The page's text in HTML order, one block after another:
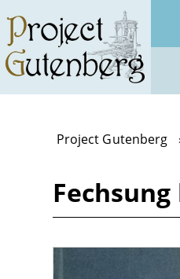
main
content
Project Gutenberg